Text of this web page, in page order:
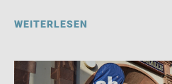
WEITERLESEN